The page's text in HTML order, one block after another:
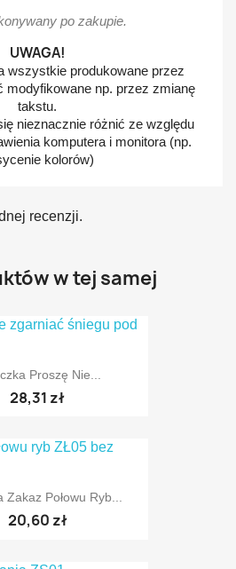
po zakupie.
UWAGA!
wszystkie produkowane przez
modyfikowane np. przez zmianę
takstu.
nieznacznie różnić ze względu
komputera i monitora (np.
kolorów)
recenzji.
w tej samej
Proszę Nie...
28,31 zł
Zakaz Połowu Ryb...
20,60 zł